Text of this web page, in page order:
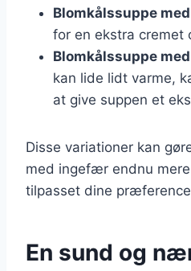
Blomkålssuppe
for en ekstra cremet
Blomkålssuppe
kan lide lidt varme,
at give suppen et
Disse variationer kan
med ingefær endnu
tilpasset dine
En sund og